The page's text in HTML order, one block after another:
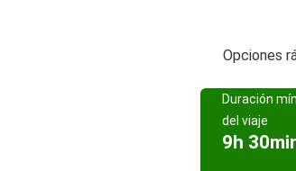
Opciones
Duración
del viaje
9h